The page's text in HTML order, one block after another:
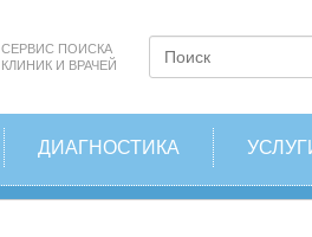
СЕРВИС ПОИСКА
КЛИНИК И ВРАЧЕЙ
ДИАГНОСТИКА